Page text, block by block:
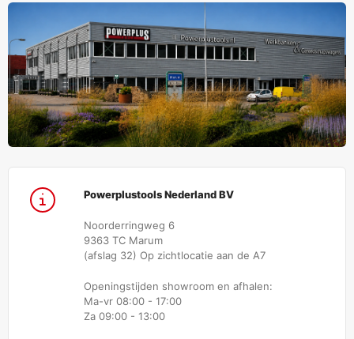
Powerplustools Nederland BV
Noorderringweg 6
9363 TC Marum
(afslag 32) Op zichtlocatie aan de A7
Openingstijden showroom en afhalen:
Ma-vr 08:00 - 17:00
Za 09:00 - 13:00